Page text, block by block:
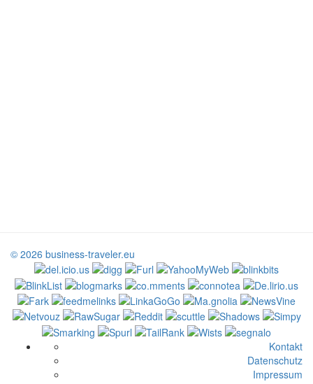
© 2026 business-traveler.eu
Kontakt
Datenschutz
Impressum